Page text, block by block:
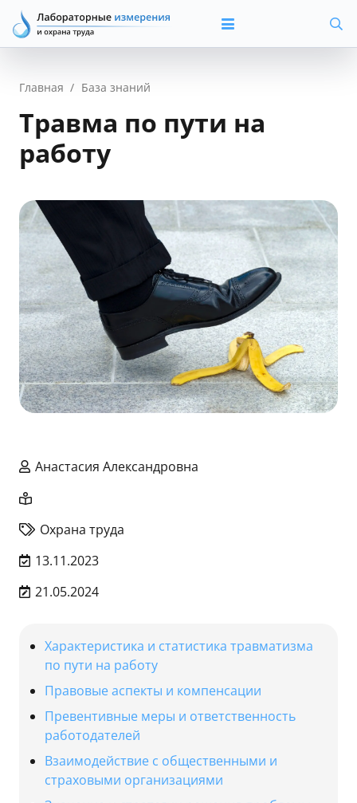
Главная / База знаний
Травма по пути на
работу
Анастасия Александровна
Охрана труда
13.11.2023
21.05.2024
Характеристика и статистика травматизма
по пути на работу
Правовые аспекты и компенсации
Превентивные меры и ответственность
работодателей
Взаимодействие с общественными и
страховыми организациями